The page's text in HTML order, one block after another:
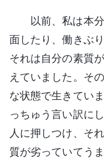
以前、私は本
面したり、働きぶ
それは自分の素質
えていました。そ
な状態で生きてい
っちゅう言い訳に
人に押しつけ、そ
質が劣っていてう